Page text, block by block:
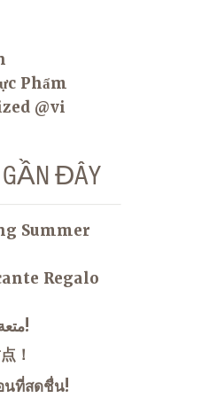
Phẩm
@vi
ĐÂY
Summer
Regalo
متعة صيفية منعشة!
！
นที่สดชื่น!